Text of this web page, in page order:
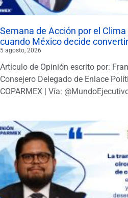
Semana de Acción por el
cuando México decide
5 agosto, 2026
Artículo de Opinión escrito por:
Consejero Delegado de Enlace
COPARMEX | Vía: